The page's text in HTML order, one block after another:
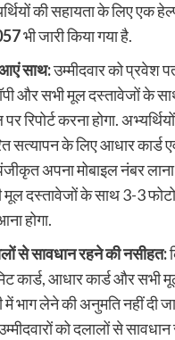
की सहायता के लिए एक
भी जारी किया गया है.
साथ:उम्मीदवार को प्रवेश
और सभी मूल दस्तावेजों के
रिपोर्ट करना होगा.
सत्यापन के लिए आधार कार्ड
अपना मोबाइल नंबर लाना
मूल दस्तावेजों के साथ 3-3 फोटो
होगा.
से सावधान रहने की नसीहत:
कार्ड, आधार कार्ड और सभी
में भाग लेने की अनुमति नहीं दी
को दलालों से